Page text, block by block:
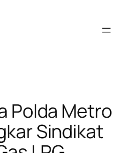
Polda Metro
Sindikat